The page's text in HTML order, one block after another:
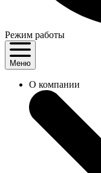
Режим работы
Меню
О компании